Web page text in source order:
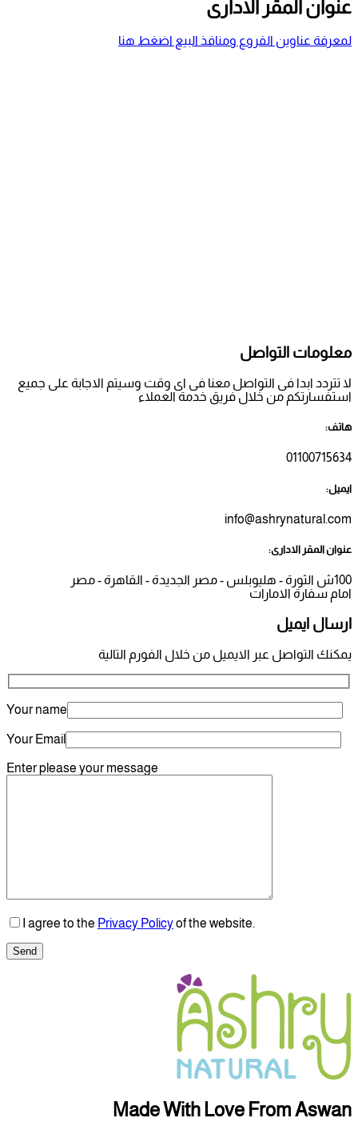
البيع اضغط هنا
معنا فى اى وقت وسيتم الاجابة على جميع
خدمة العملاء
من خلال الفورم التالية
Enter please your message
I agree to thePrivacy Policy
Made With